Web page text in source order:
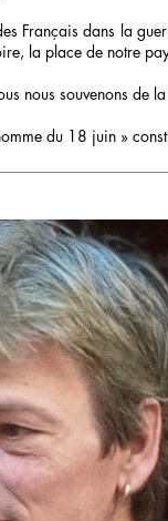
Français dans la
la place de notre
nous souvenons de
du 18 juin »